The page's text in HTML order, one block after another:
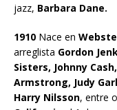
jazz, Barbara Dane.
1910 Nace en
arreglista Gordon
Sisters, Johnny
Armstrong, Judy
Harry Nilsson, entre